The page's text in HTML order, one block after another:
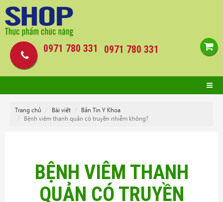
0971 780 331
0971 780 331
Trang chủ Bài viết
Bản Tin Y Khoa
Bệnh viêm thanh quản có truyền nhiễm không?
BỆNH VIÊM THANH
QUẢN CÓ TRUYỀN